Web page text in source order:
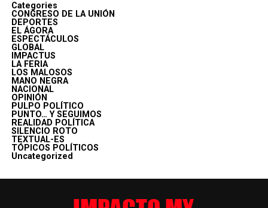
Categories
CONGRESO DE LA UNIÓN
DEPORTES
EL ÁGORA
ESPECTÁCULOS
GLOBAL
IMPACTUS
LA FERIA
LOS MALOSOS
MANO NEGRA
NACIONAL
OPINIÓN
PULPO POLÍTICO
PUNTO… Y SEGUIMOS
REALIDAD POLÍTICA
SILENCIO ROTO
TEXTUAL-ES
TÓPICOS POLÍTICOS
Uncategorized